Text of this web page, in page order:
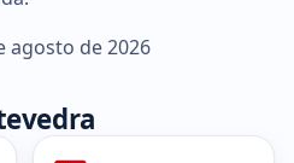
agosto de 2026